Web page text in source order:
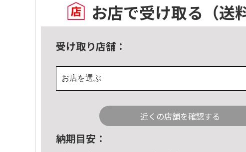
お店で受け取る （送
受け取り店舗：
お店を選ぶ
近くの店舗を確認する
納期目安：